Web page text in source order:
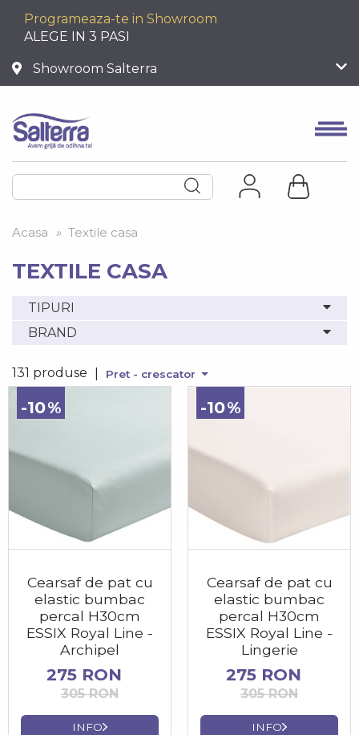
Programeaza-te in Showroom
ALEGE IN 3 PASI
Showroom Salterra
Acasa » Textile casa
TEXTILE CASA
TIPURI
BRAND
131 produse Pret - crescator
-10
Cearsaf de pat cu
elastic bumbac
percal H30cm
ESSIX Royal Line -
Archipel
275 RON
305 RON
INFO
-10
Cearsaf de pat cu
elastic bumbac
percal H30cm
ESSIX Royal Line -
Lingerie
275 RON
305 RON
INFO